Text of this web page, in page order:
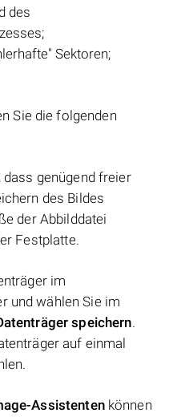
des
Sektoren;
Sie die folgenden
genügend freier
des Bildes
der Abbilddatei
Festplatte.
im
und wählen Sie im
speichern.
auf einmal
Assistentenkönnen